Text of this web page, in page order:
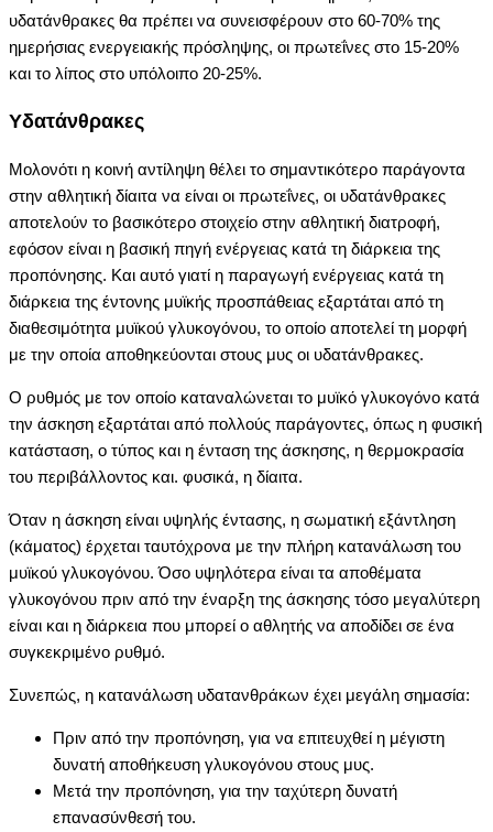
υδατάνθρακες θα πρέπει να συνεισφέρουν στο 60-70% της
ημερήσιας ενεργειακής πρόσληψης, οι πρωτεΐνες στο 15-20%
και το λίπος στο υπόλοιπο 20-25%.
Yδατάνθρακες
Μολονότι η κοινή αντίληψη θέλει το σημαντικότερο παράγοντα
στην αθλητική δίαιτα να είναι οι πρωτεΐνες, οι υδατάνθρακες
αποτελούν το βασικότερο στοιχείο στην αθλητική διατροφή,
εφόσον είναι η βασική πηγή ενέργειας κατά τη διάρκεια της
προπόνησης. Kαι αυτό γιατί η παραγωγή ενέργειας κατά τη
διάρκεια της έντονης μυϊκής προσπάθειας εξαρτάται από τη
διαθεσιμότητα μυϊκού γλυκογόνου, το οποίο αποτελεί τη μορφή
με την οποία αποθηκεύονται στους μυς οι υδατάνθρακες.
O ρυθμός με τον οποίο καταναλώνεται το μυϊκό γλυκογόνο κατά
την άσκηση εξαρτάται από πολλούς παράγοντες, όπως η φυσική
κατάσταση, ο τύπος και η ένταση της άσκησης, η θερμοκρασία
του περιβάλλοντος και. φυσικά, η δίαιτα.
Όταν η άσκηση είναι υψηλής έντασης, η σωματική εξάντληση
(κάματος) έρχεται ταυτόχρονα με την πλήρη κατανάλωση του
μυϊκού γλυκογόνου. Όσο υψηλότερα είναι τα αποθέματα
γλυκογόνου πριν από την έναρξη της άσκησης τόσο μεγαλύτερη
είναι και η διάρκεια που μπορεί ο αθλητής να αποδίδει σε ένα
συγκεκριμένο ρυθμό.
Συνεπώς, η κατανάλωση υδατανθράκων έχει μεγάλη σημασία:
Πριν από την προπόνηση, για να επιτευχθεί η μέγιστη
δυνατή αποθήκευση γλυκογόνου στους μυς.
Mετά την προπόνηση, για την ταχύτερη δυνατή
επανασύνθεσή του.